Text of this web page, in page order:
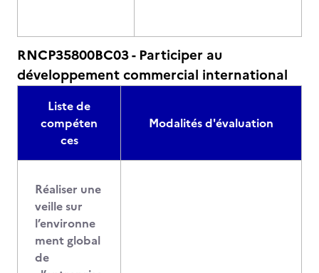
RNCP35800BC03 - Participer au
développement commercial international
Liste de
compéten
ces
Modalités d'évaluation
Réaliser une
veille sur
l’environne
ment global
de